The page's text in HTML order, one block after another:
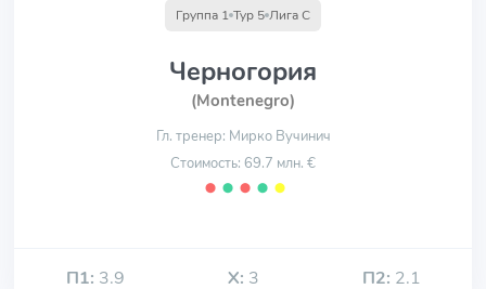
Группа 1 Тур 5 Лига С
Черногория
(Montenegro)
Гл. тренер: Мирко Вучинич
Стоимость: 69.7 млн. €
⬤ ⬤ ⬤ ⬤ ⬤
П1: 3.9 Х: 3 П2: 2.1